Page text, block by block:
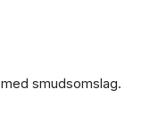
smudsomslag.